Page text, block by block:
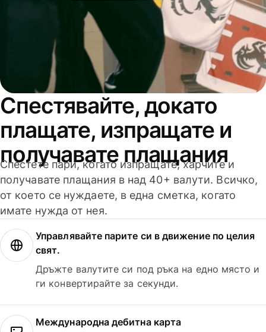
Спестявайте, докато
плащате, изпращате и
получавате плащания
Спестете пари, когато изпращате, харчите и
получавате плащания в над 40+ валути. Всичко,
от което се нуждаете, в една сметка, когато
имате нужда от нея.
Управлявайте парите си в движение по целия
свят.
Дръжте валутите си под ръка на едно място и
ги конвертирайте за секунди.
Международна дебитна карта